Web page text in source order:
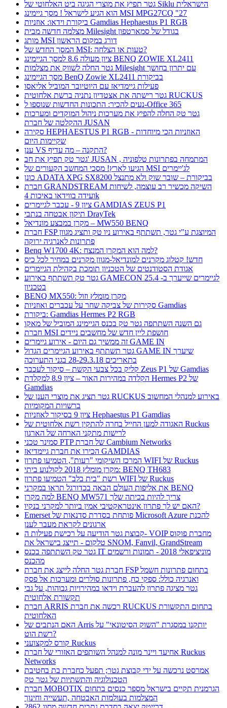
גטר תפיץ את מוצרי הגיגה ביט האלחוטי של Siklu הישראלית
הוא הגיע לישראל ! מסך גיימינג MSI MPG27CQ "27
ביקורת וידאו: אוזניות Gamdias Hephaestus P1 RGB
מצלמה חדשה מבית Milesight בגודל של סמארטפון
מותג MSI דורג במקום הראשון
המסך החדש של MSI: טעות או הצלחה?
ציון מעולה 8.6 למסך הגיימינג BENQ ZOWIE XL2411
גטר החלה לשווק את מצלמות Milesight עם יתרון בחושך
מסך הגיימינג BenQ Zowie XL2411 בביקורת
פעילות גיימדיאז עם היוטיובר המוביל אליאסו
גטר רישתה את אצטדיון נתניה ברשת אלחוטית RUCKUS
נעים להכיר: התכונות החדשות שנוספו ל-Office 365
גטר טק החלה להפיץ את מערכות ניהול המוקדים ומערכות
ההקלטה של חברת JUSAN
סקירה HEPHAESTUS P1 RGB - האוזניות הכי מיוחדות
שקיימות היום
ענן VS התקנה – מה עדיף?
גטר טק תפיץ את חב' JUSAN , המתמחה בפתרונות טלפוניה
הגיעו לארץ! מסכי המחשב הקעורים של MSI לג'יימרים
כונן ADATA XPG SX8200 בביקורת – שובר שוק ולא מתנצל
חברת GRANDSTREAM השיקה מכשיר רב עוצמה, לשיחות
ועידה בווידאו באיכות 4k
ציון 9 - עכבר לגיימרים GAMDIAS ZEUS P1
תיקון אבטחה בנתבי DrayTek
מקרן במבצע מונדיאל – MW550 BENQ
חברת FSP המיוצגת ע"י גטר, תשתתף באירוע ניו טק ותציג מגוון
פתרונות לאנרגיה ירוקה
Benq W1700 4K: למה הוא המקרן המנצח?
חדש! קטלוג מקרנים למונדיאל-מגוון מקרנים במחיר לכל כיס
אגודת הסטודנטים של הטכניון תומכת בקהילת הגיימרים
גטר טק תשתתף באירוע GAMECON לגיימרים שייערך ב- 25.4
בטכניון
BENQ MX550: מקרן מומלץ וזול
סקירות של צביקה שחר על עכברים ואוזניות Gamdias
ביקורת: Gamdias Hermes P2 RGB
גם השנה השתתפה גטר טק בכנס הגיימינג המוביל של מאקו
חברת MSI חושפת ליין חדש של מחשבים ניידים
זה ממשיך גם היום - אירוע גיימרים GAME IN
גטר תשתתף באירוע הגיימרים הגדול GAME IN שיערך
בתאריכים 28-29.3.18 בגני התערוכה
קליק בכל צבעי הקשת – סיקור לעכבר Zeus P1 של Gamdias
הקלדה במהירות האור – ציון 8.9 למקלדת Hermes P2 של
Gamdias
גטר תציג את מוצרי הענן של RUCKUS באירוע למנהלי המחשוב
ברשויות המקומיות
ציון 9 בסיקור לאוזניות Hephaestus P1 Gamdias
האגודה למען החייל בחרה להתקין רשת אלחוטית של Ruckus
לרישות מתקני הארחה של הארגון
סמינר טכני PTP של חברת Cambium Networks
הכירו את חברת גיימדיאז GAMDIAS
המרכז השיקומי "רעות", הטמיעו פתרון WIFI של Ruckus
מקרן מומלץ 2018 לקולנוע ביתי: BENQ TH683
רשת "בית בלב" הטמיעו פתרון WIFI של Ruckus
את אליפות העולם הבאה בכדורגל תראו במקרני BENQ
למה מקרן BENQ MW571 צריך להיות בכיתה שלך
האם יש לך פתרון אינטראקטיבי אמין ביותר למקרני בנקיו?
Emerset פותחת בסדרת סדנאות של Microsoft Azure להכנת
ארגונים לקראת מעבר לענן
קבוצת גטר הודיעה על רכישת פעילות ה- VOIP מחברת פוקוס
טלקום - תייצג בישראל את SNOM, Fanvil, GrandStream
גטר טק השתתפה בכנס IT מוניציפאלי 2018 - תמונות ורשמים
מהכנס
חברת גטר החלה לייצג את חברת FSP בתחום פתרונות חשמל
ואנרגיה כולל: ספקי כח, פתרונות סולרים ומערכות אל פסק
גטר מציגה פתרון להעברת וידאו במהירויות גבוהות, על גבי
תקשורת אלחוטית
חברת ARRIS רכשה את חברת RUCKUS בתחום התקשורת
האלחוטית
האם הנתבים של Arris יותקנו במסגרת "השוק הסיטונאי" על
רשת הוט?
קורס למקצועני Ruckus
אחיעד ויינר מונה למנהל השותפים האזורי של חברת Ruckus
Networks
אמרסט נרכשה על ידי קבוצת גטר; תפעל כחברת בת בחטיבת
הטכנולוגיה והתשתיות של גטר טק
חברת MOBOTIX הגרמנית תקיים בישראל מספר כנסים בתחום
המצלמות בעולמות האבטחה ,תעשייה וחינוך